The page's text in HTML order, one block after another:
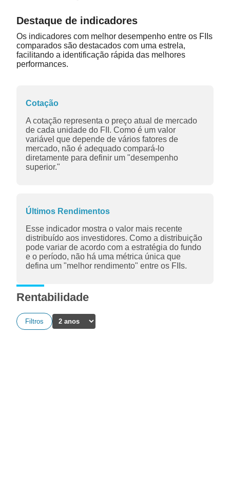
Destaque de indicadores
Os indicadores com melhor desempenho entre os FIIs
comparados são destacados com uma estrela,
facilitando a identificação rápida das melhores
performances.
Cotação
A cotação representa o preço atual de mercado
de cada unidade do FII. Como é um valor
variável que depende de vários fatores de
mercado, não é adequado compará-lo
diretamente para definir um "desempenho
superior."
Últimos Rendimentos
Esse indicador mostra o valor mais recente
distribuído aos investidores. Como a distribuição
pode variar de acordo com a estratégia do fundo
e o período, não há uma métrica única que
defina um "melhor rendimento" entre os FIIs.
Rentabilidade
Filtros